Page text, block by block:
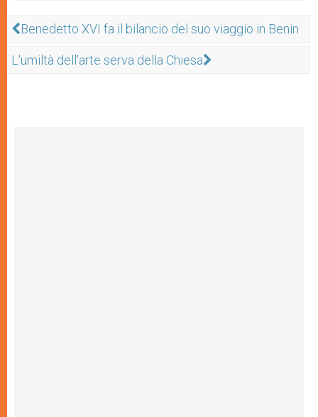
Benedetto XVI fa il bilancio del suo viaggio in Benin
L'umiltà dell'arte serva della Chiesa